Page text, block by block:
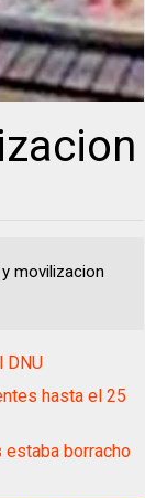
movilizacion
DNU
hasta el 25
estaba borracho